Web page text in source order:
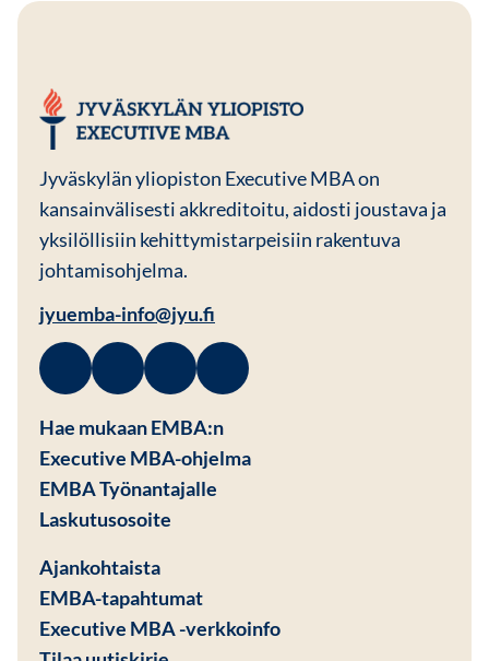
Jyväskylän yliopiston Executive MBA on
kansainvälisesti akkreditoitu, aidosti joustava ja
yksilöllisiin kehittymistarpeisiin rakentuva
johtamisohjelma.
jyuemba-info@jyu.fi
Facebook
Avautuu uuteen ikkunaan
Linkedin
Avautuu uuteen ikkunaan
Instagram
Avautuu uuteen ikkunaan
Youtube
Avautuu uuteen ikkunaan
Hae mukaan EMBA:n
Executive MBA-ohjelma
EMBA Työnantajalle
Laskutusosoite
Ajankohtaista
EMBA-tapahtumat
Executive MBA -verkkoinfo